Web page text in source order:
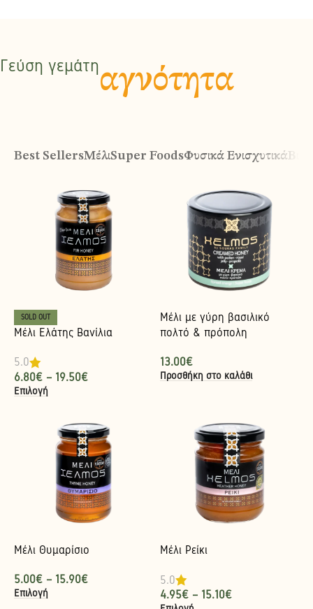
Γεύση γεμάτηαγνότητα
Best SellersΜέλιSuper FoodsΦυσικά Ενισχυτικά
SOLD OUT
Μέλι Ελάτης Βανίλια
5.0
6.80€ – 19.50€
Επιλογή
Μέλι με γύρη βασιλικό
πολτό & πρόπολη
13.00€
Προσθήκη στο καλάθι
Μέλι Θυμαρίσιο
5.00€ – 15.90€
Επιλογή
Μέλι Ρείκι
5.0
4.95€ – 15.10€